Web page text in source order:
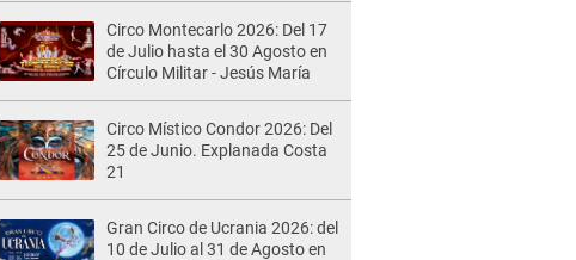
Circo Montecarlo 2026: Del 17
de Julio hasta el 30 Agosto en
Círculo Militar - Jesús María
Circo Místico Condor 2026: Del
25 de Junio. Explanada Costa
21
Gran Circo de Ucrania 2026: del
10 de Julio al 31 de Agosto en